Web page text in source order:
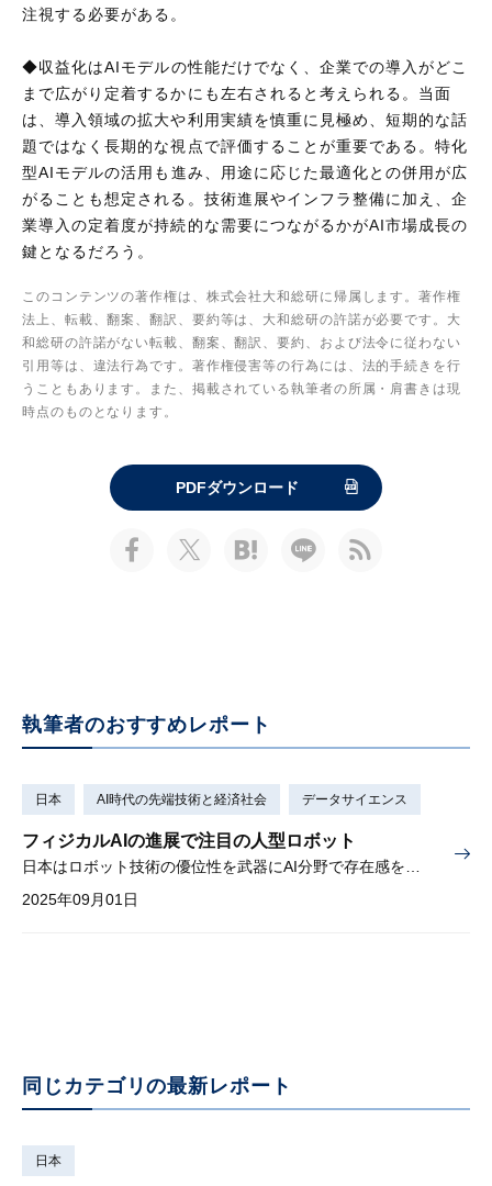
注視する必要がある。
◆収益化はAIモデルの性能だけでなく、企業での導入がどこ
まで広がり定着するかにも左右されると考えられる。当面
は、導入領域の拡大や利用実績を慎重に見極め、短期的な話
題ではなく長期的な視点で評価することが重要である。特化
型AIモデルの活用も進み、用途に応じた最適化との併用が広
がることも想定される。技術進展やインフラ整備に加え、企
業導入の定着度が持続的な需要につながるかがAI市場成長の
鍵となるだろう。
このコンテンツの著作権は、株式会社大和総研に帰属します。著作権
法上、転載、翻案、翻訳、要約等は、大和総研の許諾が必要です。大
和総研の許諾がない転載、翻案、翻訳、要約、および法令に従わない
引用等は、違法行為です。著作権侵害等の行為には、法的手続きを行
うこともあります。また、掲載されている執筆者の所属・肩書きは現
時点のものとなります。
PDFダウンロード
執筆者のおすすめレポート
日本 AI時代の先端技術と経済社会 データサイエンス
フィジカルAIの進展で注目の人型ロボット
2025年09月01日
同じカテゴリの最新レポート
日本